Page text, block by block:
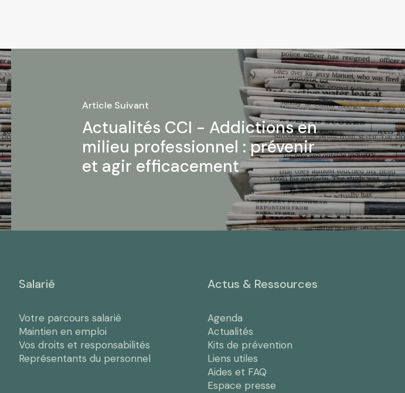
Article Suivant
Actualités CCI - Addictions en
milieu professionnel : prévenir
et agir efficacement
Salarié
Votre parcours salarié
Maintien en emploi
Vos droits et responsabilités
Représentants du personnel
Actus & Ressources
Agenda
Actualités
Kits de prévention
Liens utiles
Aides et FAQ
Espace presse